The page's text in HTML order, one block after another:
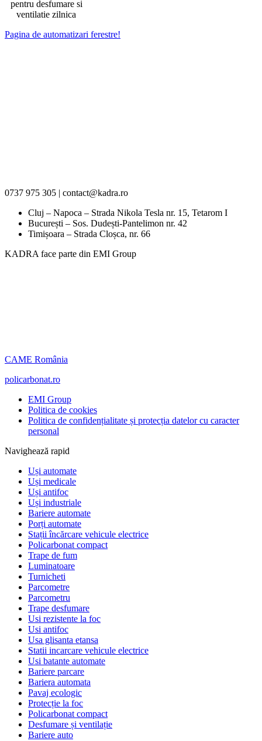
pentru desfumare si
ventilatie zilnica
Pagina de automatizari ferestre!
0737 975 305 | contact@kadra.ro
Cluj – Napoca – Strada Nikola Tesla nr. 15, Tetarom I
București – Sos. Dudești-Pantelimon nr. 42
Timișoara – Strada Cloșca, nr. 66
KADRA face parte din EMI Group
CAME România
policarbonat.ro
EMI Group
Politica de cookies
Politica de confidențialitate și protecția datelor cu caracter
personal
Navighează rapid
Uși automate
Uși medicale
Uși antifoc
Uși industriale
Bariere automate
Porți automate
Stații încărcare vehicule electrice
Policarbonat compact
Trape de fum
Luminatoare
Turnicheti
Parcometre
Parcometru
Trape desfumare
Usi rezistente la foc
Usi antifoc
Usa glisanta etansa
Statii incarcare vehicule electrice
Usi batante automate
Bariere parcare
Bariera automata
Pavaj ecologic
Protecție la foc
Policarbonat compact
Desfumare și ventilație
Bariere auto